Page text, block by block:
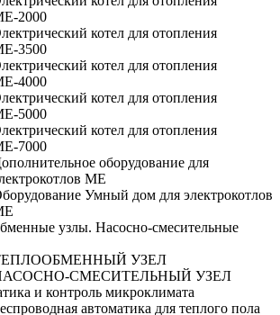
2000
котел для отопления
3500
котел для отопления
4000
котел для отопления
5000
котел для отопления
7000
оборудование для
МЕ
Умный дом для электрокотлов
узлы. Насосно-смесительные
УЗЕЛ
СМЕСИТЕЛЬНЫЙ УЗЕЛ
и контроль микроклимата
автоматика для теплого пола